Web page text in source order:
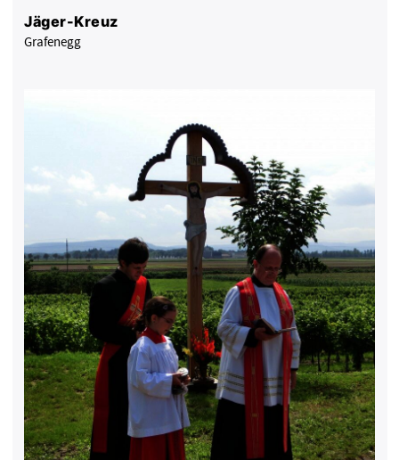
Jäger-Kreuz
Grafenegg